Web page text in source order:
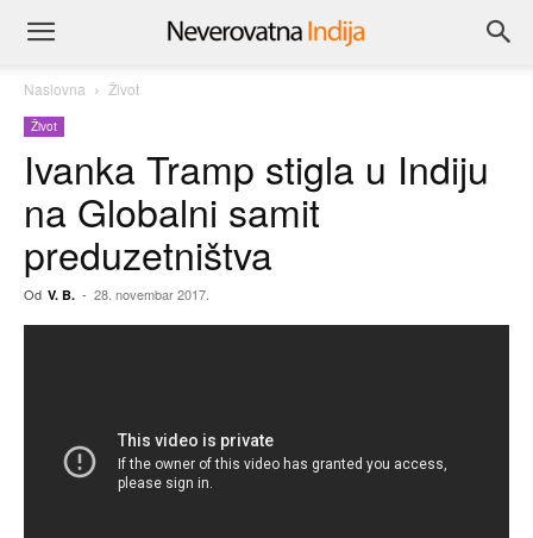
Naslovna Život
Život
Ivanka Tramp stigla u Indiju
na Globalni samit
preduzetništva
Od V. B. - 28. novembar 2017.